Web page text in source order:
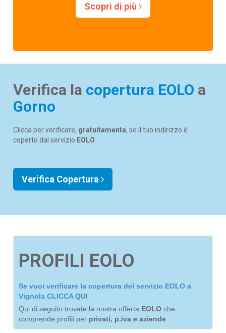
Scopri di più
Verifica la copertura EOLO a
Gorno
Clicca per verificare, gratuitamente, se il tuo indirizzo è
coperto dal servizio EOLO
Verifica Copertura
PROFILI EOLO
Se vuoi verificare la copertura del servizio EOLO a
Vignola CLICCA QUI
Qui di seguito trovate la nostra offerta EOLO che
comprende profili per privati, p.iva e aziende